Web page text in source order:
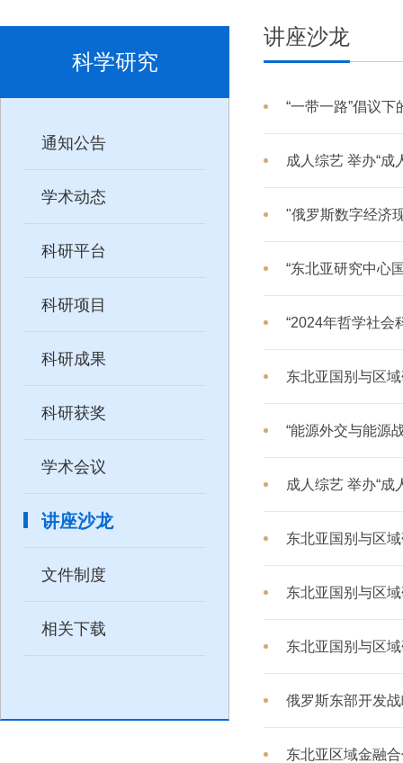
科学研究
通知公告
学术动态
科研平台
科研项目
科研成果
科研获奖
学术会议
讲座沙龙
文件制度
相关下载
讲座沙龙
“一带一路”倡议
成人综艺 举办“
"俄罗斯数字经济
“东北亚研究中心
“2024年哲学社会
东北亚国别与区
“能源外交与能源
东北亚国别与区
东北亚国别与区
东北亚国别与区
俄罗斯东部开发
东北亚区域金融